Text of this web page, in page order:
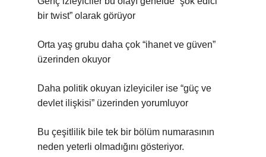
bir twist” olarak görüyor
Orta yaş grubu daha çok “ihanet ve güven”
üzerinden okuyor
Daha politik okuyan izleyiciler ise “güç ve
devlet ilişkisi” üzerinden yorumluyor
Bu çeşitlilik bile tek bir bölüm numarasının
neden yeterli olmadığını gösteriyor.